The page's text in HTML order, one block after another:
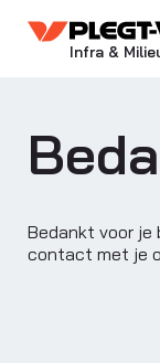
Infra &
Bedankt voor je
contact met je